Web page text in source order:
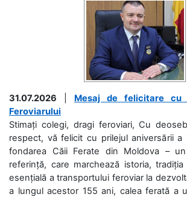
31.07.2026
Mesaj de felicitare cu
Feroviarului
Stimați colegi, dragi feroviari, Cu
respect, vă felicit cu prilejul aniversării a
fondarea Căii Ferate din Moldova –
referință, care marchează istoria,
esențială a transportului feroviar la
a lungul acestor 155 ani, calea ferată a